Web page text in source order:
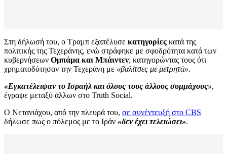
Στη δήλωσή του, ο Τραμπ εξαπέλυσε κατηγορίες κατά της
πολιτικής της Τεχεράνης, ενώ στράφηκε με σφοδρότητα κατά των
κυβερνήσεων Ομπάμα και Μπάιντεν, κατηγορώντας τους ότι
χρηματοδότησαν την Τεχεράνη με «βαλίτσες με μετρητά».
«Εγκατέλειψαν το Ισραήλ και όλους τους άλλους συμμάχους»,
έγραψε μεταξύ άλλων στο Truth Social.
Ο Νετανιάχου, από την πλευρά του, σε συνέντευξή στο CBS
δήλωσε πως ο πόλεμος με το Ιράν «δεν έχει τελειώσει».